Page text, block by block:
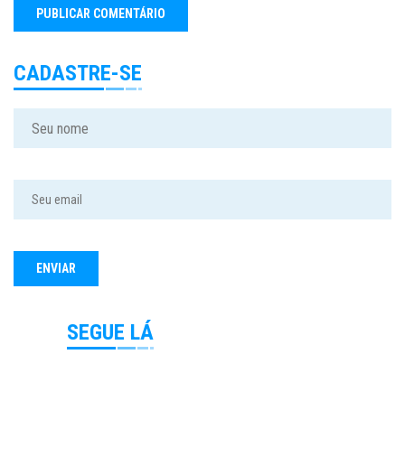
CADASTRE-SE
SEGUE LÁ